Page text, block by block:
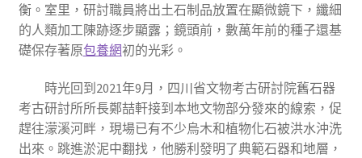
衡。室里，研討職員將出土石制品放置在顯微鏡下，纖細
的人類加工陳跡逐步顯露；鏡頭前，數萬年前的種子還基
礎保存著原包養網初的光彩。
時光回到2021年9月，四川省文物考古研討院舊石器
考古研討所所長鄭喆軒接到本地文物部分發來的線索，促
趕往濛溪河畔，現場已有不少烏木和植物化石被洪水沖洗
出來。跳進淤泥中翻找，他勝利發明了典範石器和地層，